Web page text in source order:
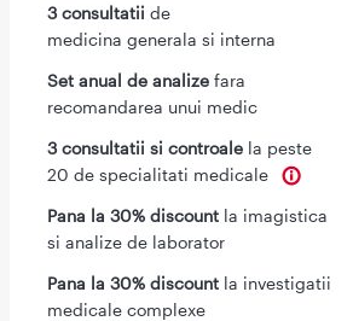
3 consultatii de
medicina generala si interna
Set anual de analize fara
recomandarea unui medic
3 consultatii si controale la peste
20 de specialitati medicale
Pana la 30% discount la imagistica
si analize de laborator
Pana la 30% discount la investigatii
medicale complexe